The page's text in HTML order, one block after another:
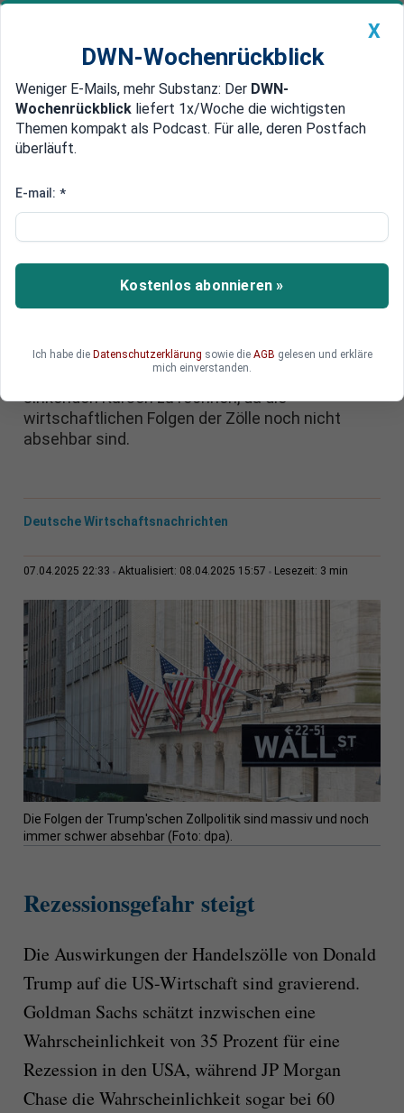
Newsticker MEIN DWN: Geldanlage Premium
Edelmetalle DWN-Magazin China
Ökonomen der größten US-
Rezessionsrisiko in den USA
Die von US-Präsident Donald Trump verhängten
neuen Zölle haben weltweit zu dramatischen
am vergangenen Freitag fiel der S&P 500-Index
um 6 Prozent. Laut Goldman Sachs ist mit weiter
sinkenden Kursen zu rechnen, da die
wirtschaftlichen Folgen der Zölle noch nicht
absehbar sind.
Deutsche Wirtschaftsnachrichten
07.04.2025 22:33 Aktualisiert: 08.04.2025 15:57 Lesezeit: 3 min
Die Folgen der Trump'schen Zollpolitik sind massiv und noch
immer schwer absehbar (Foto: dpa).
Rezessionsgefahr steigt
Die Auswirkungen der Handelszölle von Donald
Trump auf die US-Wirtschaft sind gravierend.
Goldman Sachs schätzt inzwischen eine
Wahrscheinlichkeit von 35 Prozent für eine
Rezession in den USA, während JP Morgan
Chase die Wahrscheinlichkeit sogar bei 60
X
DWN-Wochenrückblick
Weniger E-Mails, mehr Substanz: Der DWN-
Wochenrückblick liefert 1x/Woche die wichtigsten
Themen kompakt als Podcast. Für alle, deren Postfach
überläuft.
E-mail: *
Kostenlos abonnieren »
Ich habe die Datenschutzerklärung sowie die AGB gelesen und erkläre
mich einverstanden.